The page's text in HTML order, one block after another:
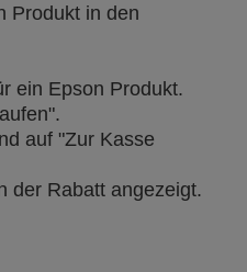
Produkt in den
ein Epson Produkt.
auf "Zur Kasse
der Rabatt angezeigt.